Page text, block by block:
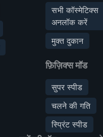
सभी कॉस्मेटिक्स
अनलॉक करें
मुक्त दुकान
फ़िज़िक्स मॉड
सुपर स्पीड
चलने की गति
स्प्रिंट स्पीड